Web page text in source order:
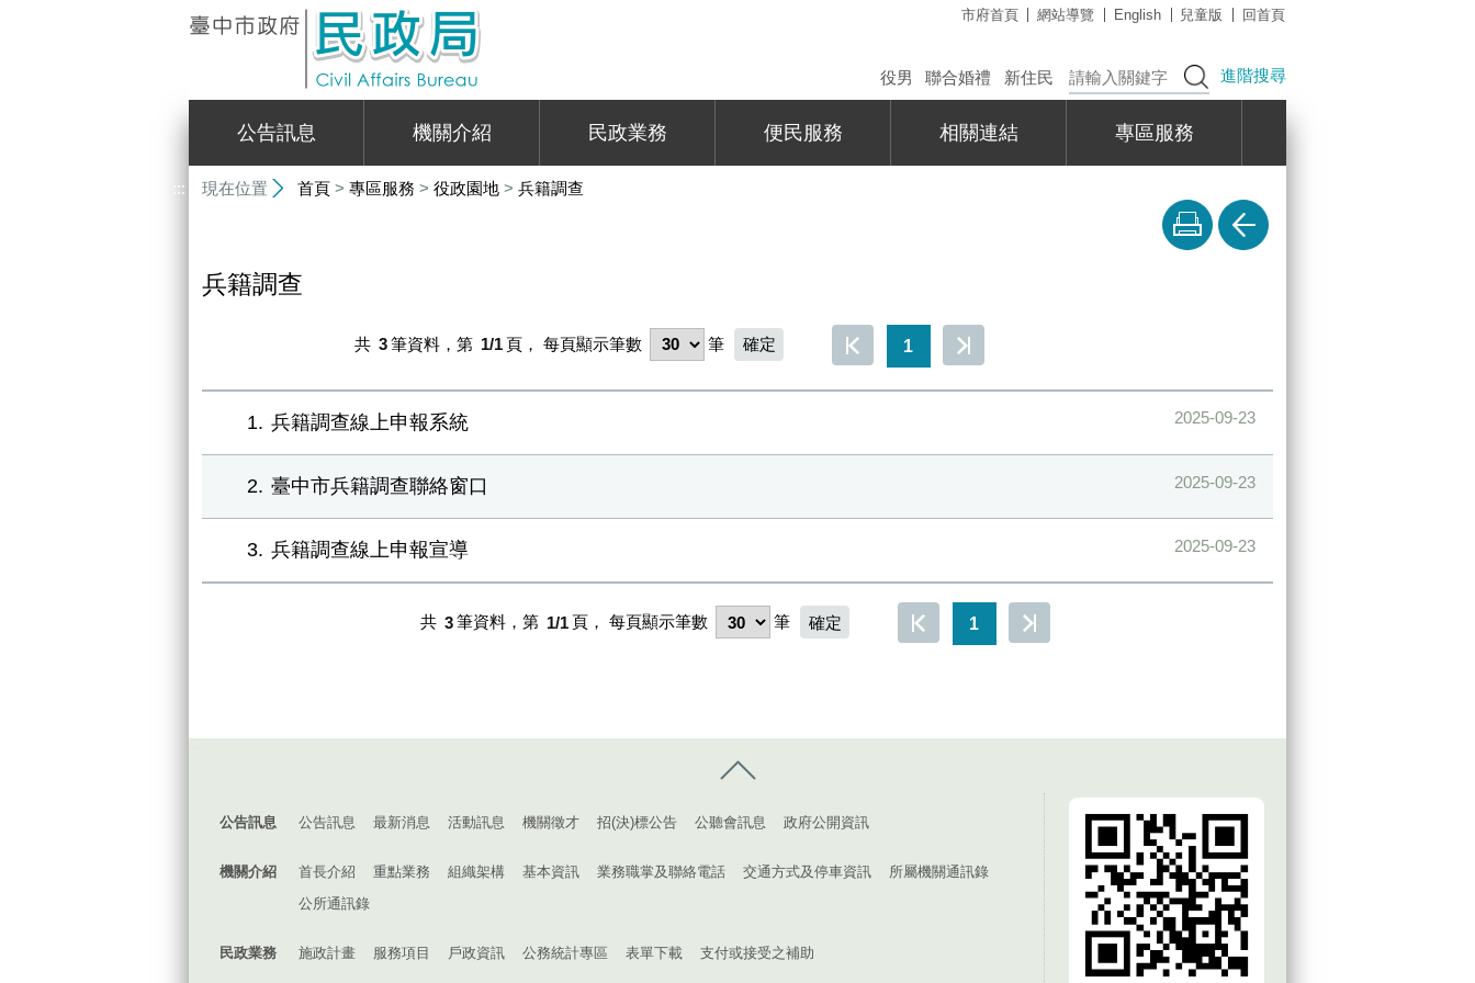
市府首頁 網站導覽 English 兒童版 回首頁
役男 聯合婚禮 新住民 進階搜尋
公告訊息 機關介紹 民政業務 便民服務 相關連結 專區服務
::: 現在位置 首頁 > 專區服務 > 役政園地 > 兵籍調查
兵籍調查
共 3筆資料，第 1/1 頁，每頁顯示筆數 筆 1
1 兵籍調查線上申報系統 2025-09-23
2 臺中市兵籍調查聯絡窗口 2025-09-23
3 兵籍調查線上申報宣導 2025-09-23
共 3筆資料，第 1/1 頁，每頁顯示筆數 筆 1
公告訊息 公告訊息 最新消息 活動訊息 機關徵才 招(決)標公告 公聽會訊息 政府公開資訊
機關介紹 首長介紹 重點業務 組織架構 基本資訊 業務職掌及聯絡電話 交通方式及停車資訊
所屬機關通訊錄
公所通訊錄
民政業務 施政計畫 服務項目 戶政資訊 公務統計專區 表單下載 支付或接受之補助